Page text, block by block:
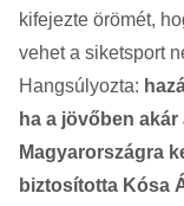
kifejezte örömét,
vehet a siketsport
Hangsúlyozta:
ha a jövőben
Magyarországra
biztosította Kósa